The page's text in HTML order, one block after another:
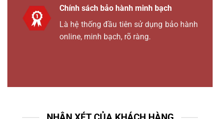
Chính sách bảo hành minh bạch
Là hệ thống đầu tiên sử dụng bảo hành
online, minh bạch, rõ ràng.